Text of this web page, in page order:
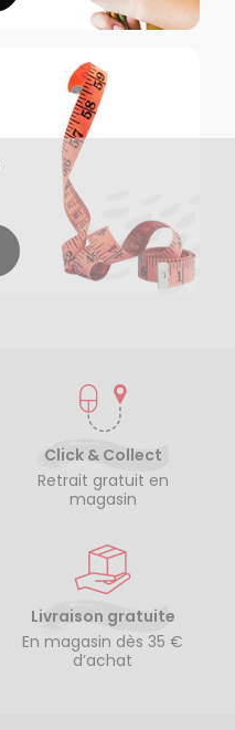
Click & Collect
Retrait gratuit en
magasin
Livraison gratuite
En magasin dès 35 €
d’achat